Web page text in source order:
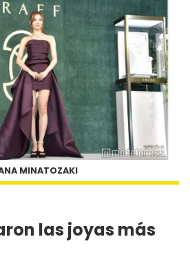
MINATOZAKI
las joyas más